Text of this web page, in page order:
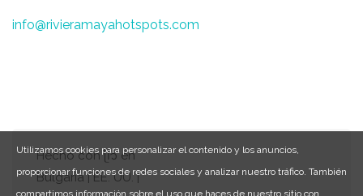
info@rivieramayahotspots.com
Hecho con ᥫ᭡ en
Bulgaria | EE. UU. |
Utilizamos cookies para personalizar el contenido y los anuncios,
proporcionar funciones de redes sociales y analizar nuestro tráfico. También
compartimos información sobre el uso que haces de nuestro sitio con